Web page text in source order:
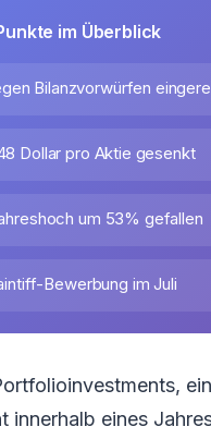
im Überblick
Bilanzvorwürfen
Dollar pro Aktie gesenkt
um 53% gefallen
Bewerbung im Juli
innerhalb eines